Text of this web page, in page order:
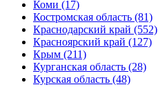
Коми (17)
Костромская область (81)
Краснодарский край (552)
Красноярский край (127)
Крым (211)
Курганская область (28)
Курская область (48)